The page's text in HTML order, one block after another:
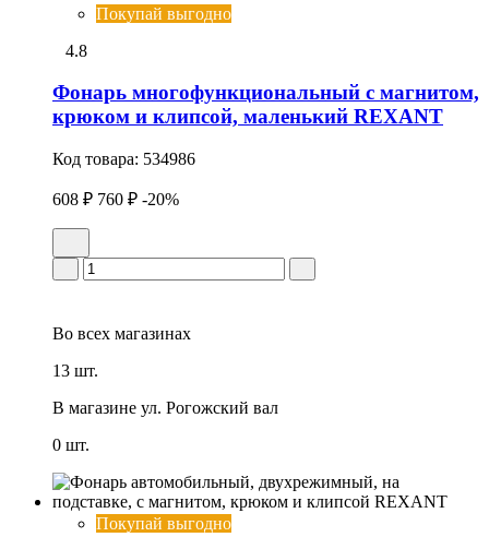
Покупай выгодно
4.8
Фонарь многофункциональный с магнитом,
крюком и клипсой, маленький REXANT
Код товара: 534986
608 ₽ 760 ₽ -20%
Во всех магазинах
13 шт.
В магазине ул. Рогожский вал
0 шт.
Покупай выгодно